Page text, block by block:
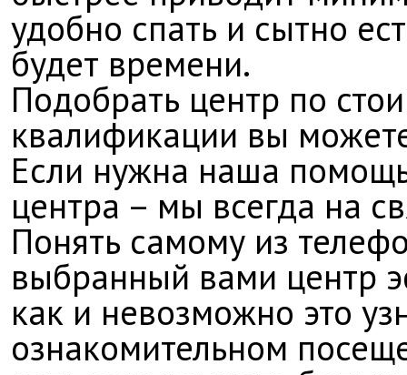
удобно спать и сытно
будет времени.
Подобрать центр по
квалификации вы
Если нужна наша
центра – мы всегда на
Понять самому из
выбранный вами центр
как и невозможно это
ознакомительном